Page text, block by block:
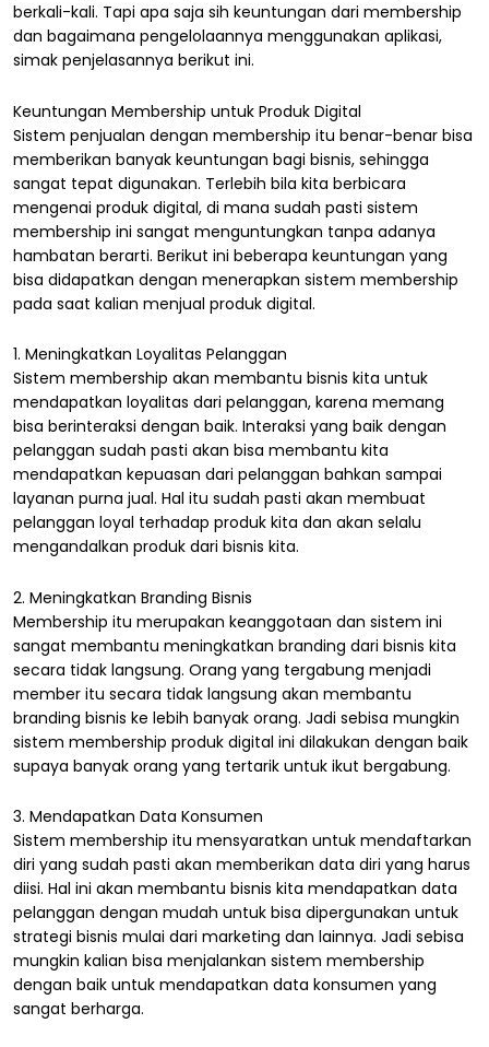
berkali-kali. Tapi apa saja sih keuntungan dari membership
dan bagaimana pengelolaannya menggunakan aplikasi,
simak penjelasannya berikut ini.
Keuntungan Membership untuk Produk Digital
Sistem penjualan dengan membership itu benar-benar bisa
memberikan banyak keuntungan bagi bisnis, sehingga
sangat tepat digunakan. Terlebih bila kita berbicara
mengenai produk digital, di mana sudah pasti sistem
membership ini sangat menguntungkan tanpa adanya
hambatan berarti. Berikut ini beberapa keuntungan yang
bisa didapatkan dengan menerapkan sistem membership
pada saat kalian menjual produk digital.
1. Meningkatkan Loyalitas Pelanggan
Sistem membership akan membantu bisnis kita untuk
mendapatkan loyalitas dari pelanggan, karena memang
bisa berinteraksi dengan baik. Interaksi yang baik dengan
pelanggan sudah pasti akan bisa membantu kita
mendapatkan kepuasan dari pelanggan bahkan sampai
layanan purna jual. Hal itu sudah pasti akan membuat
pelanggan loyal terhadap produk kita dan akan selalu
mengandalkan produk dari bisnis kita.
2. Meningkatkan Branding Bisnis
Membership itu merupakan keanggotaan dan sistem ini
sangat membantu meningkatkan branding dari bisnis kita
secara tidak langsung. Orang yang tergabung menjadi
member itu secara tidak langsung akan membantu
branding bisnis ke lebih banyak orang. Jadi sebisa mungkin
sistem membership produk digital ini dilakukan dengan baik
supaya banyak orang yang tertarik untuk ikut bergabung.
3. Mendapatkan Data Konsumen
Sistem membership itu mensyaratkan untuk mendaftarkan
diri yang sudah pasti akan memberikan data diri yang harus
diisi. Hal ini akan membantu bisnis kita mendapatkan data
pelanggan dengan mudah untuk bisa dipergunakan untuk
strategi bisnis mulai dari marketing dan lainnya. Jadi sebisa
mungkin kalian bisa menjalankan sistem membership
dengan baik untuk mendapatkan data konsumen yang
sangat berharga.